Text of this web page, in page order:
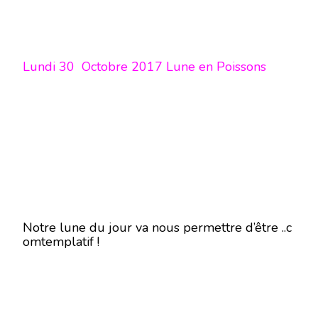
Lundi 30 Octobre 2017 Lune en Poissons
Notre lune du jour va nous permettre d’être ..c
omtemplatif !